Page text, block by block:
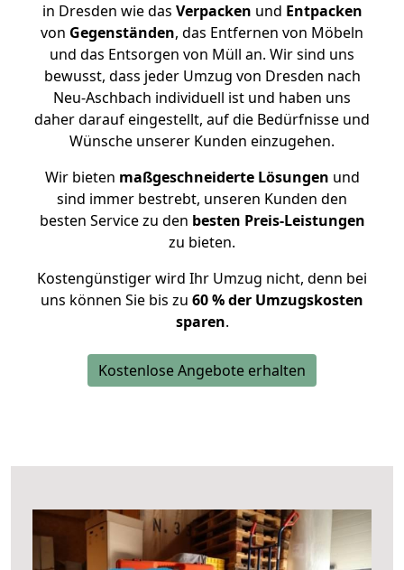
in Dresden wie das Verpacken und Entpacken
von Gegenständen, das Entfernen von Möbeln
und das Entsorgen von Müll an. Wir sind uns
bewusst, dass jeder Umzug von Dresden nach
Neu-Aschbach individuell ist und haben uns
daher darauf eingestellt, auf die Bedürfnisse und
Wünsche unserer Kunden einzugehen.
Wir bieten maßgeschneiderte Lösungen und
sind immer bestrebt, unseren Kunden den
besten Service zu den besten Preis-Leistungen
zu bieten.
Kostengünstiger wird Ihr Umzug nicht, denn bei
uns können Sie bis zu 60 % der Umzugskosten
sparen.
Kostenlose Angebote erhalten